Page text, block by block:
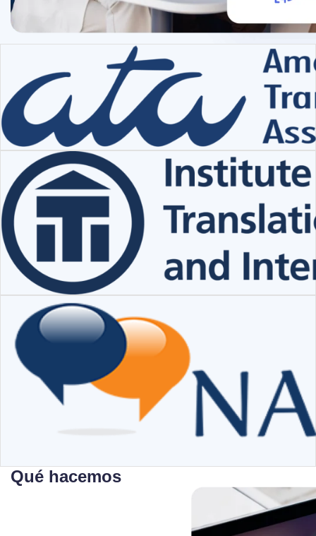
Qué hacemos